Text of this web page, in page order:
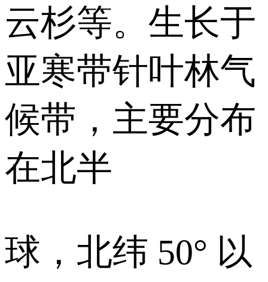
云杉等。生长于
亚寒带针叶林气
候带，主要分布
在北半
球，北纬 50° 以